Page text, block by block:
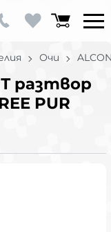
Очи
разтвор
PUR